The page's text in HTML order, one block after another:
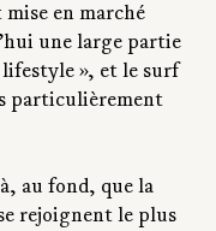
en marché
une large partie
», et le surf
particulièrement
au fond, que la
rejoignent le plus